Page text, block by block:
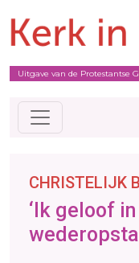
Uitgave van de Protestantse
CHRISTELIJK
‘Ik geloof